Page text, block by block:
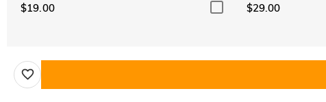
$19.00 $29.00